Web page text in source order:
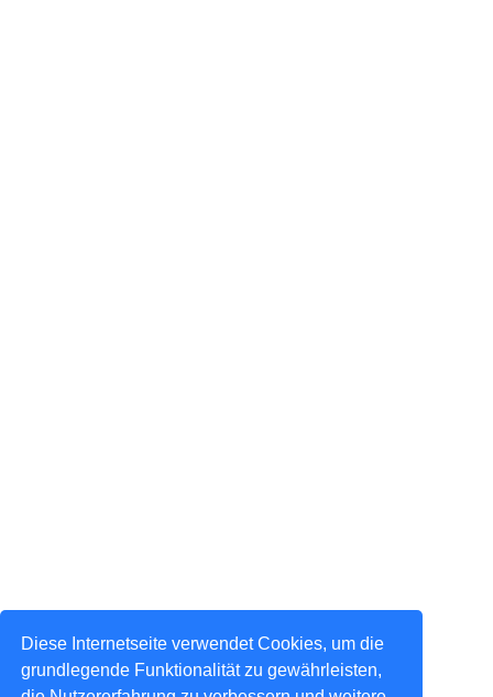
Diese Internetseite verwendet Cookies, um die
grundlegende Funktionalität zu gewährleisten,